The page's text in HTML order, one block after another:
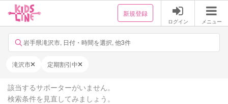
新規登録
ログイン メニュー
岩手県滝沢市, 日付・時間を選択, 他3件
滝沢市 定期割引中
該当するサポーターがいません。
検索条件を見直してみましょう。